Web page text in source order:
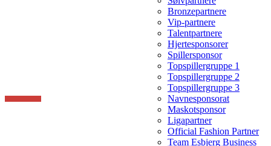
Bronzepartnere
Vip-partnere
Talentpartnere
Hjertesponsorer
Spillersponsor
Topspillergruppe 1
Topspillergruppe 2
Topspillergruppe 3
Navnesponsorat
Maskotsponsor
Ligapartner
Official Fashion Partner
Team Esbjerg Business